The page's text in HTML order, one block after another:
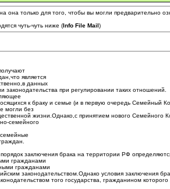
она только для того, чтобы вы могли предварительно
чуть-чуть ниже (Info File Mail)
является
данных
законодательства при регулировании таких отношений.
к браку и семье (и в первую очередь Семейный
могли без
жизни.Однако,с принятием нового Семейного
семейного
заключения брака на территории РФ
гражданами
гражданами
законодательством.Однако условия заключения
того государства, гражданином